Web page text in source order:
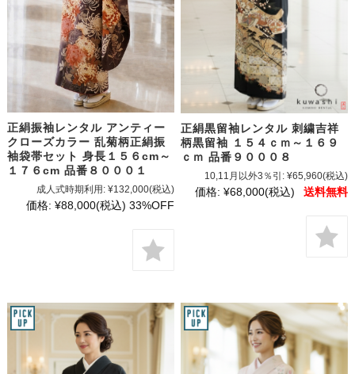
正絹振袖レンタル アンティー
クローズカラー 乱菊柄正絹振
袖袋帯セット 身長１５６cm～
１７６cm 品番８０００１
成人式時期利用: ¥132,000(税込)
価格: ¥88,000(税込) 33%OFF
正絹黒留袖レンタル 刺繍吉祥
柄黒留袖 １５４ｃｍ～１６９
ｃｍ 品番９０００８
10,11月以外3％引: ¥65,960(税込)
価格: ¥68,000(税込) 送料無料